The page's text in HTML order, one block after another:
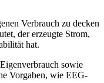
Verbrauch zu decken
der erzeugte Strom,
hat.
sowie
Vorgaben, wie EEG-